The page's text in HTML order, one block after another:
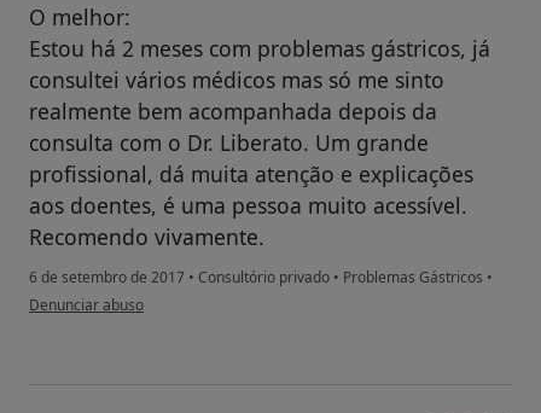
O melhor:
Estou há 2 meses com problemas gástricos, já
consultei vários médicos mas só me sinto
realmente bem acompanhada depois da
consulta com o Dr. Liberato. Um grande
profissional, dá muita atenção e explicações
aos doentes, é uma pessoa muito acessível.
Recomendo vivamente.
6 de setembro de 2017 • Consultório privado • Problemas Gástricos •
na opinião do utilizador Conta eliminada
Denunciar abuso